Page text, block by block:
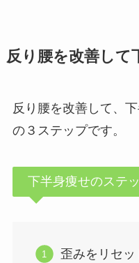
反り腰を改善して
反り腰を改善して、
の３ステップです。
下半身痩せのステ
歪みをリセッ